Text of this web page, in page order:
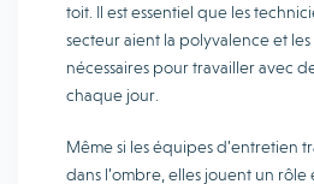
toit. Il est essentiel que les
secteur aient la polyvalence et les
nécessaires pour travailler avec
chaque jour.
Même si les équipes d’entretien
dans l’ombre, elles jouent un